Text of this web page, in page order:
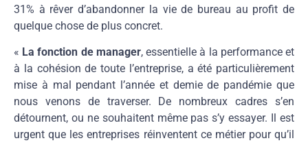
31% à rêver d’abandonner la vie de bureau au profit de
quelque chose de plus concret.
« La fonction de manager, essentielle à la performance et
à la cohésion de toute l’entreprise, a été particulièrement
mise à mal pendant l’année et demie de pandémie que
nous venons de traverser. De nombreux cadres s’en
détournent, ou ne souhaitent même pas s’y essayer. Il est
urgent que les entreprises réinventent ce métier pour qu’il